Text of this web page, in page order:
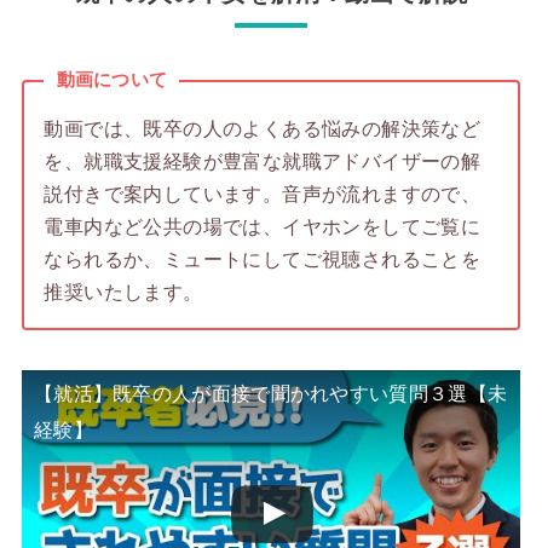
動画について
動画では、既卒の人のよくある悩みの解決策など
を、就職支援経験が豊富な就職アドバイザーの解
説付きで案内しています。音声が流れますので、
電車内など公共の場では、イヤホンをしてご覧に
なられるか、ミュートにしてご視聴されることを
推奨いたします。
【就活】既卒の人が面接で聞かれやすい質問３選【未
経験】